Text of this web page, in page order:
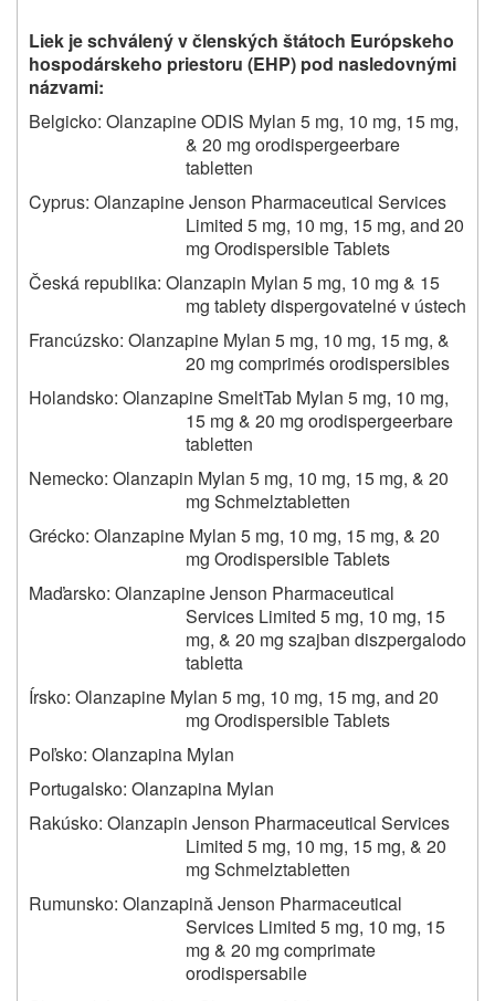
Liek je schválený v členských štátoch Európskeho
hospodárskeho priestoru (EHP) pod nasledovnými
názvami:
Belgicko: Olanzapine ODIS Mylan 5 mg, 10 mg, 15 mg,
& 20 mg orodispergeerbare
tabletten
Cyprus: Olanzapine Jenson Pharmaceutical Services
Limited 5 mg, 10 mg, 15 mg, and 20
mg Orodispersible Tablets
Česká republika: Olanzapin Mylan 5 mg, 10 mg & 15
mg tablety dispergovatelné v ústech
Francúzsko: Olanzapine Mylan 5 mg, 10 mg, 15 mg, &
20 mg comprimés orodispersibles
Holandsko: Olanzapine SmeltTab Mylan 5 mg, 10 mg,
15 mg & 20 mg orodispergeerbare
tabletten
Nemecko: Olanzapin Mylan 5 mg, 10 mg, 15 mg, & 20
mg Schmelztabletten
Grécko: Olanzapine Mylan 5 mg, 10 mg, 15 mg, & 20
mg Orodispersible Tablets
Maďarsko: Olanzapine Jenson Pharmaceutical
Services Limited 5 mg, 10 mg, 15
mg, & 20 mg szajban diszpergalodo
tabletta
Írsko: Olanzapine Mylan 5 mg, 10 mg, 15 mg, and 20
mg Orodispersible Tablets
Poľsko: Olanzapina Mylan
Portugalsko: Olanzapina Mylan
Rakúsko: Olanzapin Jenson Pharmaceutical Services
Limited 5 mg, 10 mg, 15 mg, & 20
mg Schmelztabletten
Rumunsko: Olanzapină Jenson Pharmaceutical
Services Limited 5 mg, 10 mg, 15
mg & 20 mg comprimate
orodispersabile